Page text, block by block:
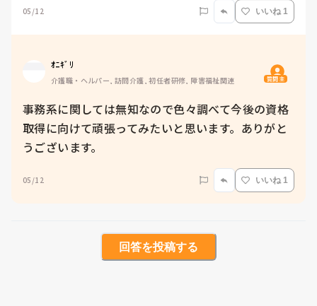
05/12 いいね 1
ｵﾆｷﾞﾘ
介護職・ヘルパー, 訪問介護, 初任者研修, 障害福祉関連 質問主
事務系に関しては無知なので色々調べて今後の資格
取得に向けて頑張ってみたいと思います。ありがと
うございます。
05/12 いいね 1
回答を投稿する